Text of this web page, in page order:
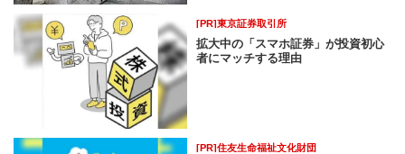
[PR]東京証券取引所
拡大中の「スマホ証券」が投資初心
者にマッチする理由
[PR]住友生命福祉文化財団